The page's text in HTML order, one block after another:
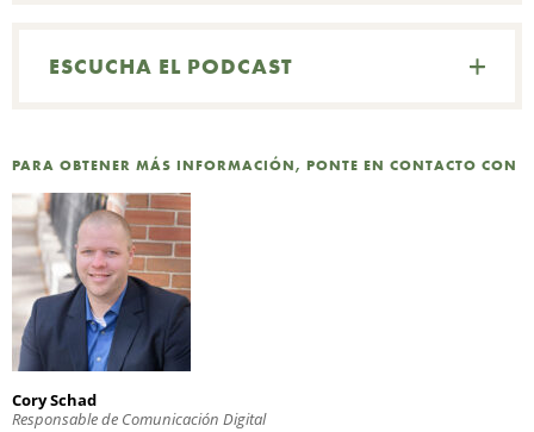
ESCUCHA EL PODCAST
PARA OBTENER MÁS INFORMACIÓN, PONTE EN CONTACTO CON
Cory Schad
Responsable de Comunicación Digital